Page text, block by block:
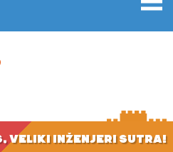
VELIKI INŽENJERI SUTRA!